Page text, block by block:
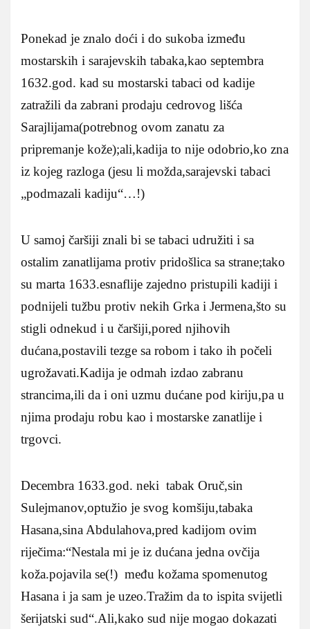
Ponekad je znalo doći i do sukoba između
mostarskih i sarajevskih tabaka,kao septembra
1632.god. kad su mostarski tabaci od kadije
zatražili da zabrani prodaju cedrovog lišća
Sarajlijama(potrebnog ovom zanatu za
pripremanje kože);ali,kadija to nije odobrio,ko zna
iz kojeg razloga (jesu li možda,sarajevski tabaci
„podmazali kadiju“…!)
U samoj čaršiji znali bi se tabaci udružiti i sa
ostalim zanatlijama protiv pridošlica sa strane;tako
su marta 1633.esnaflije zajedno pristupili kadiji i
podnijeli tužbu protiv nekih Grka i Jermena,što su
stigli odnekud i u čaršiji,pored njihovih
dućana,postavili tezge sa robom i tako ih počeli
ugrožavati.Kadija je odmah izdao zabranu
strancima,ili da i oni uzmu dućane pod kiriju,pa u
njima prodaju robu kao i mostarske zanatlije i
trgovci.
Decembra 1633.god. neki tabak Oruč,sin
Sulejmanov,optužio je svog komšiju,tabaka
Hasana,sina Abdulahova,pred kadijom ovim
riječima:“Nestala mi je iz dućana jedna ovčija
koža.pojavila se(!) među kožama spomenutog
Hasana i ja sam je uzeo.Tražim da to ispita svijetli
šerijatski sud“.Ali,kako sud nije mogao dokazati